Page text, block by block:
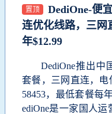
置顶
DediOne-便
连优化线路，三网
年$12.99
DediOne推出中
套餐，三网直连，电
58453，最低套餐每
ediOne是一家国人